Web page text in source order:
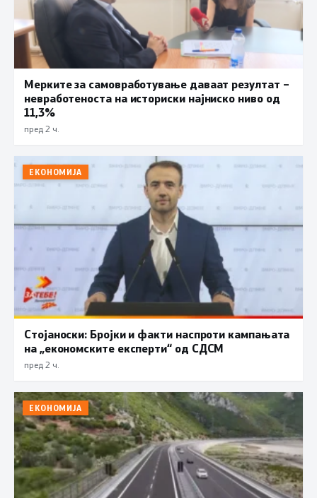
Мерките за самовработување даваат резултат –
невработеноста на историски најниско ниво од
11,3%
пред 2 ч.
ЕКОНОМИЈА
Стојаноски: Бројки и факти наспроти кампањата
на „економските експерти“ од СДСM
пред 2 ч.
ЕКОНОМИЈА